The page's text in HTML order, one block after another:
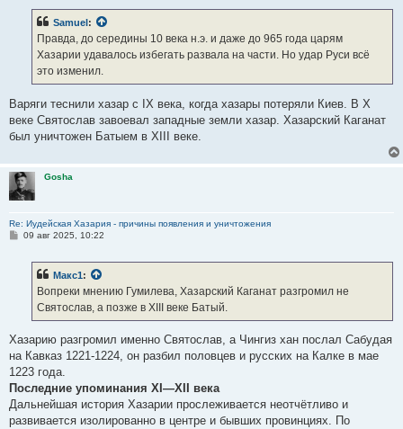
Samuel :
Правда, до середины 10 века н.э. и даже до 965 года царям
Хазарии удавалось избегать развала на части. Но удар Руси всё
это изменил.
Варяги теснили хазар с IX века, когда хазары потеряли Киев. В X
веке Святослав завоевал западные земли хазар. Хазарский Каганат
был уничтожен Батыем в XIII веке.
Gosha
Re: Иудейская Хазария - причины появления и уничтожения
С09 авг 2025, 10:22
Макс1:
Вопреки мнению Гумилева, Хазарский Каганат разгромил не
Святослав, а позже в XIII веке Батый.
Хазарию разгромил именно Святослав, а Чингиз хан послал Сабудая
на Кавказ 1221-1224, он разбил половцев и русских на Калке в мае
1223 года.
Последние упоминания XI—XII века
Дальнейшая история Хазарии прослеживается неотчётливо и
развивается изолированно в центре и бывших провинциях. По